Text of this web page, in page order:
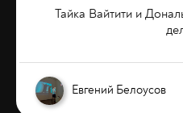
Тайка Вайтити и
Евгений Белоусов